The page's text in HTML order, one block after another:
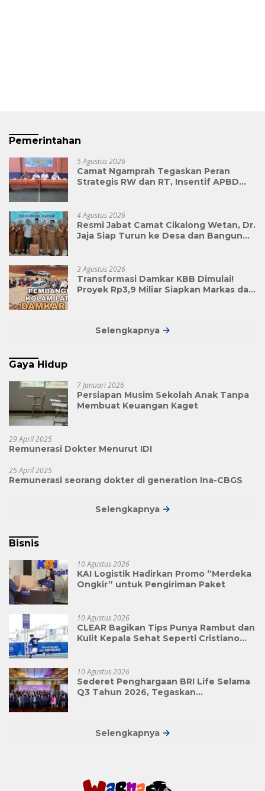
Pemerintahan
5 Agustus 2026
Camat Ngamprah Tegaskan Peran
Strategis RW dan RT, Insentif APBD
4 Agustus 2026
Resmi Jabat Camat Cikalong Wetan, Dr.
Jaja Siap Turun ke Desa dan Bangun
3 Agustus 2026
Transformasi Damkar KBB Dimulai!
Proyek Rp3,9 Miliar Siapkan Markas dan
Selengkapnya
Gaya Hidup
7 Januari 2026
Persiapan Musim Sekolah Anak Tanpa
Membuat Keuangan Kaget
29 April 2025
Remunerasi Dokter Menurut IDI
25 April 2025
Remunerasi seorang dokter di generation Ina-CBGS
Selengkapnya
Bisnis
10 Agustus 2026
KAI Logistik Hadirkan Promo “Merdeka
Ongkir” untuk Pengiriman Paket
10 Agustus 2026
CLEAR Bagikan Tips Punya Rambut dan
Kulit Kepala Sehat Seperti Cristiano
10 Agustus 2026
Sederet Penghargaan BRI Life Selama
Q3 Tahun 2026, Tegaskan
Selengkapnya